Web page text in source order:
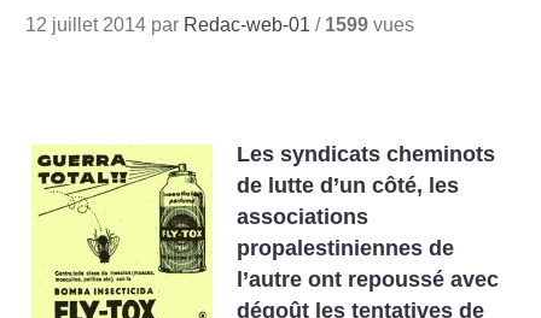
12 juillet 2014 par Redac-web-01 / 1599 vues
Les syndicats cheminots
de lutte d’un côté, les
associations
propalestiniennes de
l’autre ont repoussé avec
dégoût les tentatives de